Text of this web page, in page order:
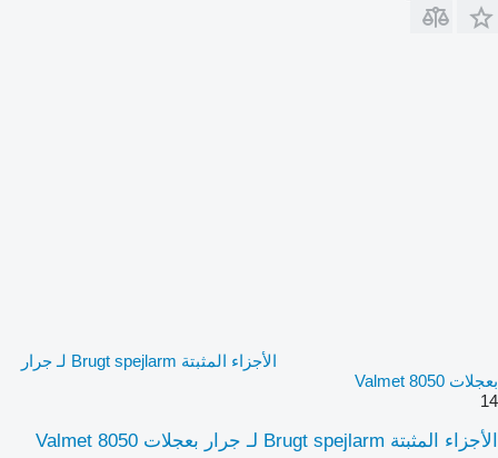
الأجزاء المثبتة Brugt spejlarm لـ جرار
بعجلات Valmet 8050
14
الأجزاء المثبتة Brugt spejlarm لـ جرار بعجلات Valmet 8050